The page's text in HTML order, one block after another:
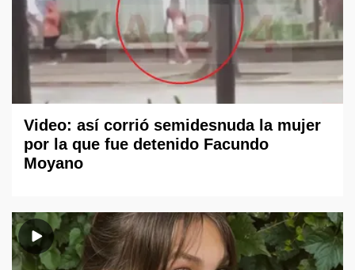
Video: así corrió semidesnuda la mujer
por la que fue detenido Facundo
Moyano